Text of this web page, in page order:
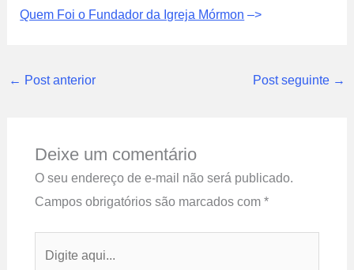
Quem Foi o Fundador da Igreja Mórmon –>
← Post anterior Post seguinte →
Deixe um comentário
O seu endereço de e-mail não será publicado.
Campos obrigatórios são marcados com *